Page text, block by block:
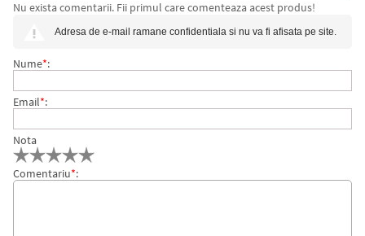
MUSCHIO BIANCO, 3.6 L, 80 SPALARI
Nu exista comentarii. Fii primul care comenteaza acest produs!
Adresa de e-mail ramane confidentiala si nu va fi afisata pe site.
Nume*:
Email*:
Nota
Comentariu*: